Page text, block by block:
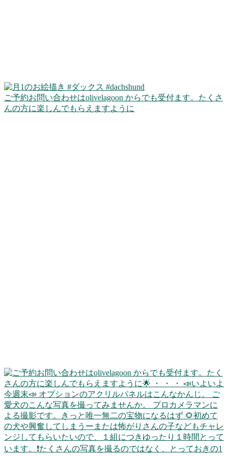
ご予約お問い合わせはolivelagoon からでも受付ます。たくさ
んの方に楽しんでもらえますように